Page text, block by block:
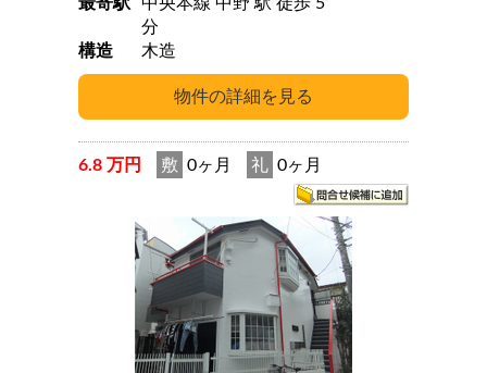
分
構造
木造
6.8 万円 敷 0ヶ月 礼 0ヶ月